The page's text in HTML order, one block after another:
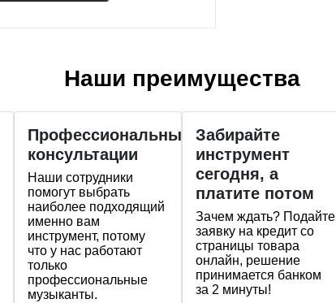
Наши преимущества
Профессиональные
консультации
Наши сотрудники
помогут выбрать
наиболее подходящий
именно вам
инструмент, потому
что у нас работают
только
профессиональные
музыканты.
Забирайте
инструмент
сегодня, а
платите потом
Зачем ждать? Подайте
заявку на кредит со
страницы товара
онлайн, решение
принимается банком
за 2 минуты!